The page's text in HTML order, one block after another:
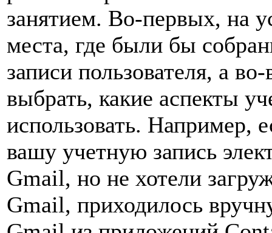
занятием. Во-первых, на
места, где были бы
записи пользователя, а
выбрать, какие аспекты
использовать. Например,
вашу учетную запись
Gmail, но не хотели
Gmail, приходилось